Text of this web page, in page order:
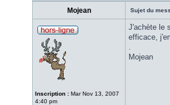
Mojean Sujet du
Inscription : Mar Nov 13, 2007
4:40 pm
J'achète le
efficace,
.
Mojean